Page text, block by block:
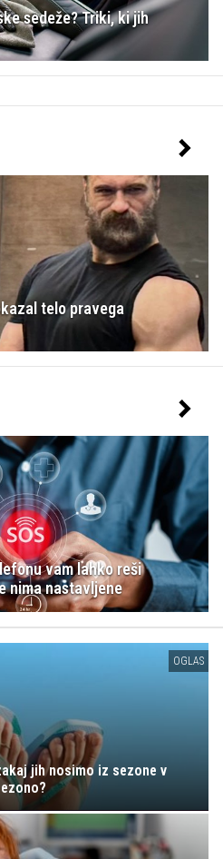
sedeže? Triki, ki jih
telo pravega
vam lahko reši
nima nastavljene
OGLAS
jih nosimo iz sezone v